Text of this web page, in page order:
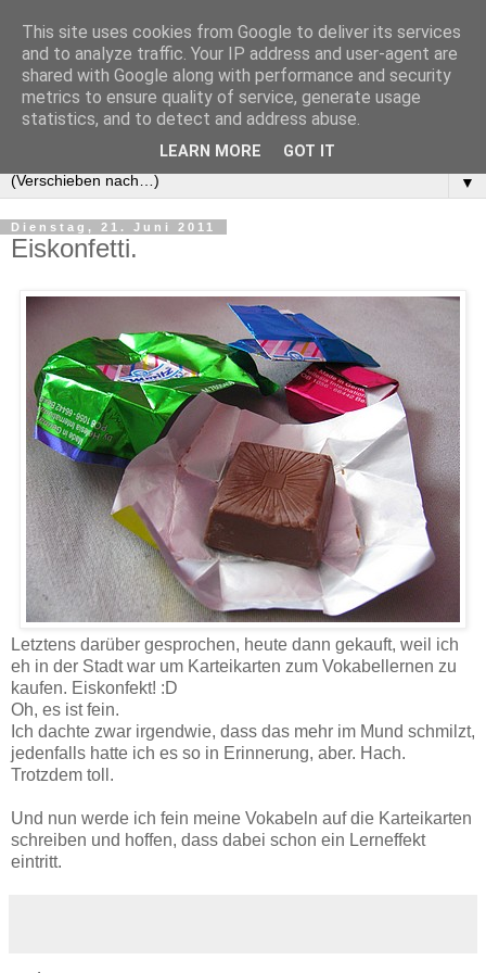
▼
Dienstag, 21. Juni 2011
Eiskonfetti.
Letztens darüber gesprochen, heute dann gekauft, weil ich
eh in der Stadt war um Karteikarten zum Vokabellernen zu
kaufen. Eiskonfekt! :D
Oh, es ist fein.
Ich dachte zwar irgendwie, dass das mehr im Mund schmilzt,
jedenfalls hatte ich es so in Erinnerung, aber. Hach.
Trotzdem toll.
Und nun werde ich fein meine Vokabeln auf die Karteikarten
schreiben und hoffen, dass dabei schon ein Lerneffekt
eintritt.
This site uses cookies from Google to deliver its services
and to analyze traffic. Your IP address and user-agent are
shared with Google along with performance and security
metrics to ensure quality of service, generate usage
statistics, and to detect and address abuse.
LEARN MORE GOT IT